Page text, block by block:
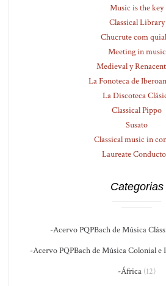
Music is the key
Classical Library
Chucrute com
Meeting in music
Medieval y
La Fonoteca de
La Discoteca
Classical Pippo
Susato
Classical music in
Laureate
Categorias
-Acervo PQPBach de Música
-Acervo PQPBach de Música Colonial
-África (12)